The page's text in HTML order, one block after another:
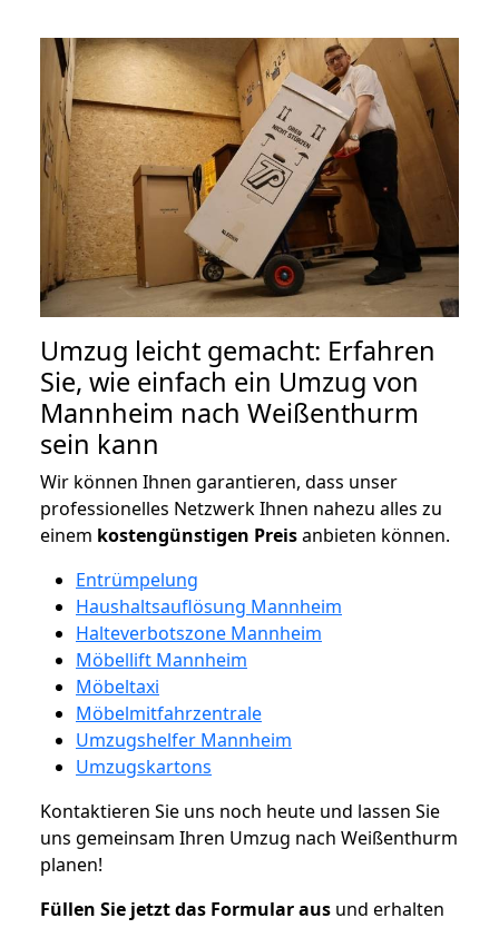
Umzug leicht gemacht: Erfahren
Sie, wie einfach ein Umzug von
Mannheim nach Weißenthurm
sein kann
Wir können Ihnen garantieren, dass unser
professionelles Netzwerk Ihnen nahezu alles zu
einem kostengünstigen Preisanbieten können.
Entrümpelung
Haushaltsauflösung Mannheim
Halteverbotszone Mannheim
Möbellift Mannheim
Möbeltaxi
Möbelmitfahrzentrale
Umzugshelfer Mannheim
Umzugskartons
Kontaktieren Sie uns noch heute und lassen Sie
uns gemeinsam Ihren Umzug nach Weißenthurm
planen!
Füllen Sie jetzt das Formular aus und erhalten